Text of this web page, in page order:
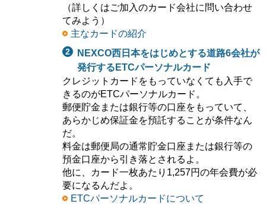
（詳しくはご加入のカード会社に問い合わせ
てみよう）
主なカードの紹介
NEXCO西日本をはじめとする道路6会社が
発行するETCパーソナルカード
クレジットカードをもっていなくても入手で
きるのがETCパーソナルカード。
郵便貯金または銀行等の口座をもっていて、
あらかじめ保証金を預託することが条件なん
だ。
料金は郵便局の通常貯金口座または銀行等の
預金口座から引き落とされるよ。
他に、カード一枚あたり1,257円の年会費が必
要になるんだよ。
ETCパーソナルカードについて